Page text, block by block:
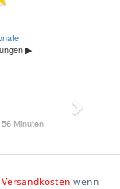
Versandkosten wenn